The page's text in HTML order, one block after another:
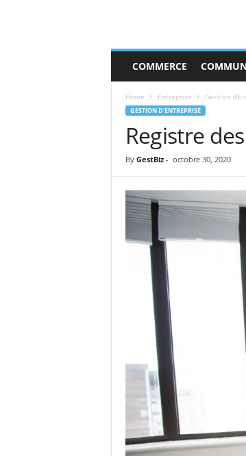
COMMERCE
Home Entreprise Gestion
GESTION D’ENTREPRISE
Registre
By GestBiz - octobre 30, 2020